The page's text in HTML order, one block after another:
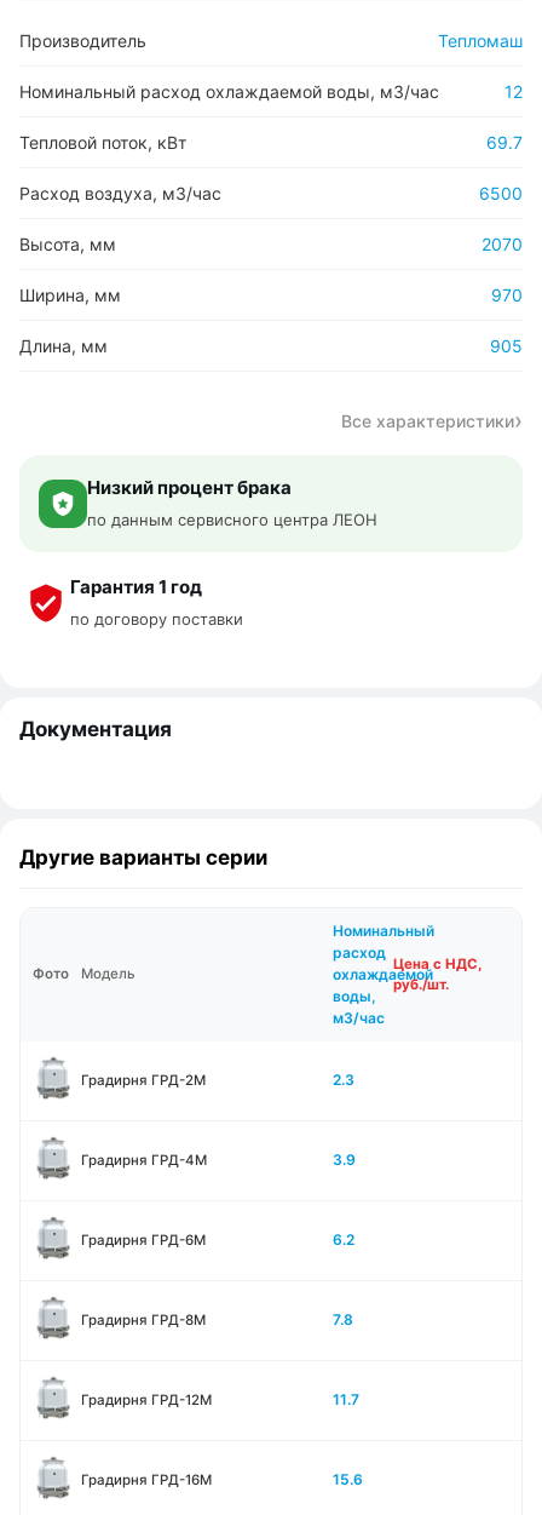
Производитель Тепломаш
Номинальный расход охлаждаемой воды, м3/час 12
Тепловой поток, кВт 69.7
Расход воздуха, м3/час 6500
Высота, мм 2070
Ширина, мм 970
Длина, мм 905
Все характеристики
Низкий процент брака
по данным сервисного центра ЛЕОН
Гарантия 1 год
по договору поставки
Документация
Другие варианты серии
Фото Модель
Номинальный
расход
охлаждаемой
воды,
м3/час
Цена с НДС,
руб./шт.
Градирня ГРД-2М 2.3
Градирня ГРД-4М 3.9
Градирня ГРД-6М 6.2
Градирня ГРД-8М 7.8
Градирня ГРД-12М 11.7
Градирня ГРД-16М 15.6